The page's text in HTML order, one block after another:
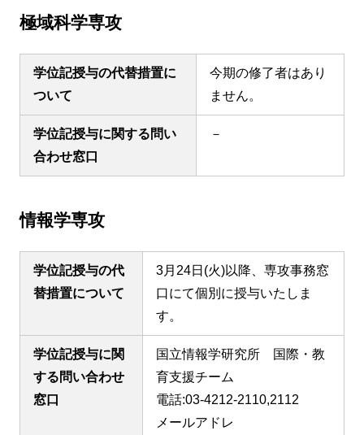
極域科学専攻
学位記授与の代替措置に
ついて
今期の修了者はあり
ません。
学位記授与に関する問い
合わせ窓口
－
情報学専攻
学位記授与の代
替措置について
3月24日(火)以降、専攻事務窓
口にて個別に授与いたしま
す。
学位記授与に関
する問い合わせ
窓口
国立情報学研究所 国際・教
育支援チーム
電話:03-4212-2110,2112
メールアドレ